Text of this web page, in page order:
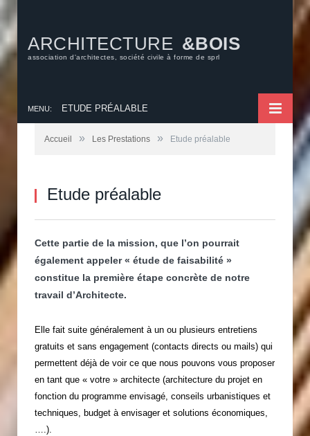
ARCHITECTURE &BOIS
association d'architectes, société civile à forme de sprl
MENU: ETUDE PRÉALABLE
Accueil » Les Prestations » Etude préalable
Etude préalable
Cette partie de la mission, que l’on pourrait
également appeler « étude de faisabilité »
constitue la première étape concrète de notre
travail d’Architecte.
Elle fait suite généralement à un ou plusieurs entretiens
gratuits et sans engagement (contacts directs ou mails) qui
permettent déjà de voir ce que nous pouvons vous proposer
en tant que « votre » architecte (architecture du projet en
fonction du programme envisagé, conseils urbanistiques et
techniques, budget à envisager et solutions économiques,
….).